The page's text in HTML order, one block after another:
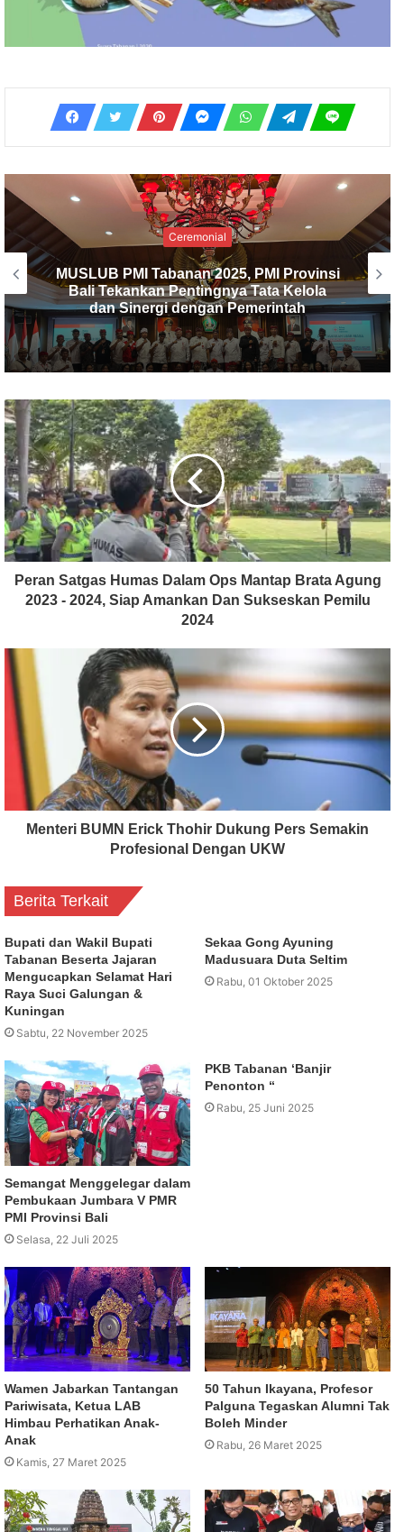
Ceremonial
PMI Kabupaten Tabanan Gelar
Musyawarah Luar Biasa, I Made Dirga
Terpilih sebagai Ketua Baru
Peran Satgas Humas Dalam Ops Mantap Brata Agung
2023 - 2024, Siap Amankan Dan Sukseskan Pemilu
2024
Menteri BUMN Erick Thohir Dukung Pers Semakin
Profesional Dengan UKW
Berita Terkait
Bupati dan Wakil Bupati
Tabanan Beserta Jajaran
Mengucapkan Selamat Hari
Raya Suci Galungan &
Kuningan
Sabtu, 22 November 2025
Sekaa Gong Ayuning
Madusuara Duta Seltim
Rabu, 01 Oktober 2025
Semangat Menggelegar dalam
Pembukaan Jumbara V PMR
PMI Provinsi Bali
Selasa, 22 Juli 2025
PKB Tabanan ‘Banjir
Penonton “
Rabu, 25 Juni 2025
Wamen Jabarkan Tantangan
Pariwisata, Ketua LAB
Himbau Perhatikan Anak-
Anak
Kamis, 27 Maret 2025
50 Tahun Ikayana, Profesor
Palguna Tegaskan Alumni Tak
Boleh Minder
Rabu, 26 Maret 2025